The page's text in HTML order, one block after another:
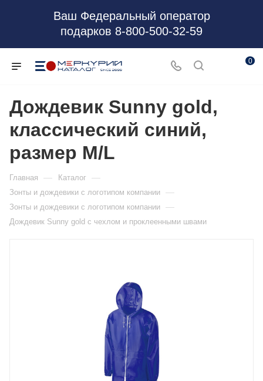
Ваш Федеральный оператор
подарков 8-800-500-32-59
0
Дождевик Sunny gold,
классический синий,
размер M/L
Главная — Каталог —
Зонты и дождевики с логотипом компании —
Зонты и дождевики с логотипом компании —
Дождевик Sunny gold с чехлом и проклеенными швами